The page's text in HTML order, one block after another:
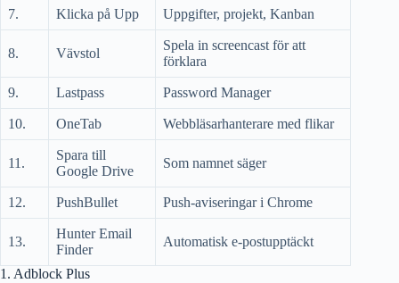
7. Klicka på Upp Uppgifter, projekt, Kanban
8. Vävstol
Spela in screencast för att
förklara
9. Lastpass Password Manager
10. OneTab Webbläsarhanterare med flikar
11.
Spara till
Google Drive
Som namnet säger
12. PushBullet Push-aviseringar i Chrome
13.
Hunter Email
Finder
Automatisk e-postupptäckt
1. Adblock Plus